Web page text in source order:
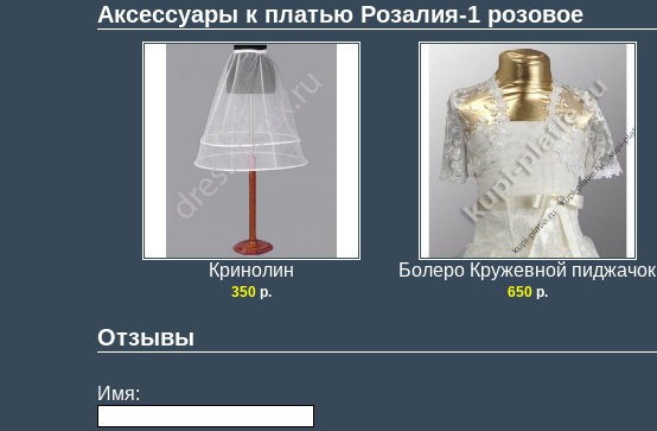
Аксессуары к платью Розалия-1 розовое
Кринолин Болеро Кружевной пиджачок
350р. 650р.
Отзывы
Имя: